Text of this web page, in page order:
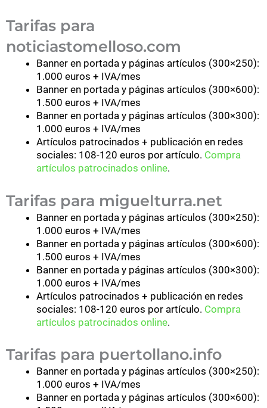
Tarifas para
noticiastomelloso.com
Banner en portada y páginas artículos (300×250):
1.000 euros + IVA/mes
Banner en portada y páginas artículos (300×600):
1.500 euros + IVA/mes
Banner en portada y páginas artículos (300×300):
1.000 euros + IVA/mes
Artículos patrocinados + publicación en redes
sociales: 108-120 euros por artículo. Compra
artículos patrocinados online.
Tarifas para miguelturra.net
Banner en portada y páginas artículos (300×250):
1.000 euros + IVA/mes
Banner en portada y páginas artículos (300×600):
1.500 euros + IVA/mes
Banner en portada y páginas artículos (300×300):
1.000 euros + IVA/mes
Artículos patrocinados + publicación en redes
sociales: 108-120 euros por artículo. Compra
artículos patrocinados online.
Tarifas para puertollano.info
Banner en portada y páginas artículos (300×250):
1.000 euros + IVA/mes
Banner en portada y páginas artículos (300×600):